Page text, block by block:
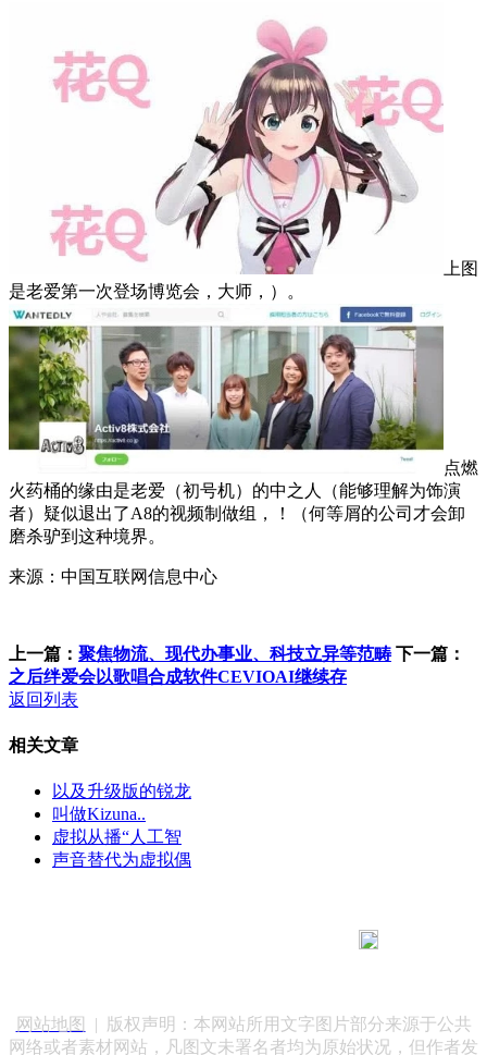
上图
是老爱第一次登场博览会，大师，）。
点燃
火药桶的缘由是老爱（初号机）的中之人（能够理解为饰演
者）疑似退出了A8的视频制做组，！（何等屑的公司才会卸
磨杀驴到这种境界。
来源：中国互联网信息中心
上一篇： 聚焦物流、现代办事业、科技立异等范畴 下一篇：
之后绊爱会以歌唱合成软件CEVIOAI继续存
返回列表
相关文章
以及升级版的锐龙
叫做Kizuna..
虚拟从播“人工智
声音替代为虚拟偶
网站地图
| 版权声明：本网站所用文字图片部分来源于公共
网络或者素材网站，凡图文未署名者均为原始状况，但作者发